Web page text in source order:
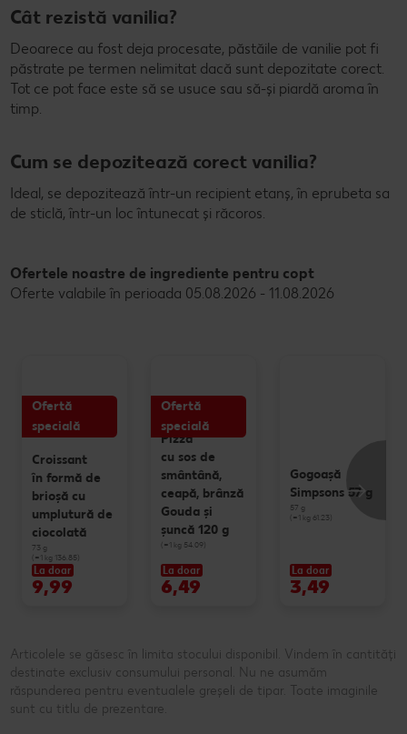
Cât rezistă vanilia?
Deoarece au fost deja procesate, păstăile de vanilie pot fi
păstrate pe termen nelimitat dacă sunt depozitate corect.
Tot ce pot face este să se usuce sau să-și piardă aroma în
timp.
Cum se depozitează corect vanilia?
Ideal, se depozitează într-un recipient etanș, în eprubeta sa
de sticlă, într-un loc întunecat și răcoros.
Ofertele noastre de ingrediente pentru copt
Oferte valabile în perioada 05.08.2026 - 11.08.2026
Ofertă
specială
Croissant
în formă de
brioșă cu
umplutură de
ciocolată
73 g
(=1 kg 136.85)
La doar
9,99
Ofertă
specială
Pizza
cu sos de
smântână,
ceapă, brânză
Gouda și
șuncă 120 g
(=1 kg 54.09)
La doar
6,49
Gogoașă
Simpsons 57 g
57 g
(=1 kg 61.23)
La doar
3,49
Articolele se găsesc în limita stocului disponibil. Vindem în cantități
destinate exclusiv consumului personal. Nu ne asumăm
răspunderea pentru eventualele greșeli de tipar. Toate imaginile
sunt cu titlu de prezentare.